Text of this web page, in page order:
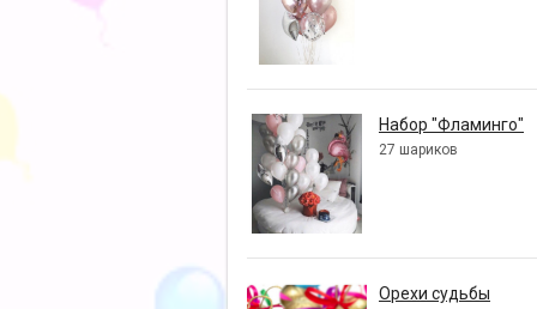
Набор "Фламинго"
27 шариков
Орехи судьбы